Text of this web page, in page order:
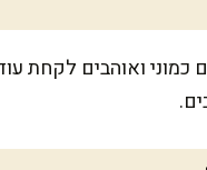
ל-6 מנות כתוספת לארוחה, או ל-4 אם